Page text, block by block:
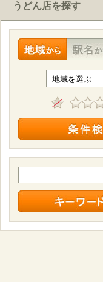
うどん店を探す